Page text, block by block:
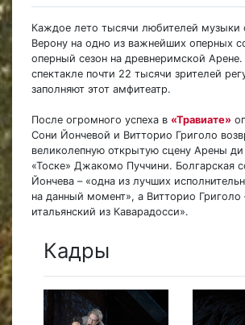
Каждое лето тысячи любителей музыки
Верону на одно из важнейших оперных
оперный сезон на древнеримской
спектакле почти 22 тысячи зрителей
заполняют этот амфитеатр.
После огромного успеха в «Травиате»
Сони Йончевой и Витторио Григоло
великолепную открытую сцену Арены
«Тоске» Джакомо Пуччини. Болгарская
Йончева – «одна из лучших
на данный момент», а Витторио Григоло
итальянский из Каварадосси».
Кадры